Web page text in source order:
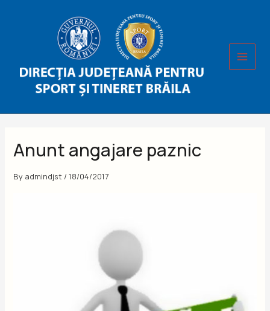
Anunt angajare paznic
By admindjst /18/04/2017